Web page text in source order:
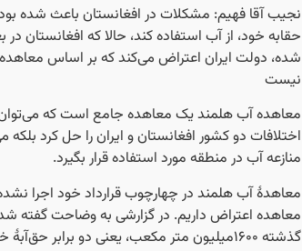
نجیب آقا فهیم: مشکلات در افغانستان باعث شده بود
حقابه خود، از آب‌ استفاده کند، حالا که افغانستان
شده، دولت ایران اعتراض می‌کند که بر اساس
نیست
‏معاهده آب هلمند یک معاهده جامع است که می‌توان
اختلافات دو کشور افغانستان و ایران را حل کرد
منازعه آب در منطقه مورد استفاده قرار بگیرد.
‏معاهدۀ آب هلمند در چهارچوب قرارداد خود اجرا
گذشته ۱۶۰۰میلیون متر مکعب، یعنی دو برابر حق‌آبۀ خود برداشت کرده است.